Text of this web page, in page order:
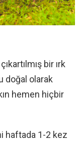
bir ırk
doğal olarak
hemen hiçbir
haftada 1-2 kez